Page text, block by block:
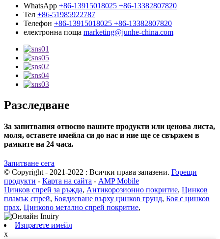
WhatsApp +86-13915018025 +86-13382807820
Тел +86-51985922787
Телефон +86-13915018025 +86-13382807820
електронна поща marketing@junhe-china.com
Разследване
За запитвания относно нашите продукти или ценова листа,
моля, оставете имейла си до нас и ние ще се свържем в
рамките на 24 часа.
Запитване сега
© Copyright - 2021-2022 : Всички права запазени. Горещи
продукти - Карта на сайта - AMP Mobile
Цинков спрей за ръжда, Антикорозионно покритие, Цинков
пламък спрей, Боядисване върху цинков грунд, Боя с цинков
прах, Цинково метално спрей покритие,
Изпратете имейл
x